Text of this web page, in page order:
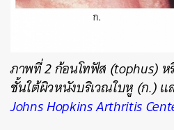
ภาพที่ 2 ก้อนโทฟัส (tophus)
ชั้นใต้ผิวหนังบริเวณใบหู (ก.)
Johns Hopkins Arthritis